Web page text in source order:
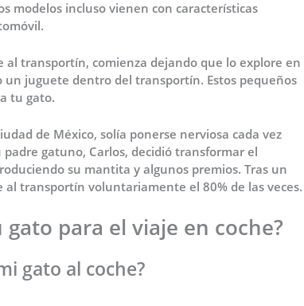
modelos incluso vienen con características
al transportín, comienza dejando que lo explore en
juguete dentro del transportín. Estos pequeños
tu gato.
de México, solía ponerse nerviosa cada vez
gatuno, Carlos, decidió transformar el
su mantita y algunos premios. Tras un
al transportín voluntariamente el 80% de las veces.
para el viaje en coche?
gato al coche?